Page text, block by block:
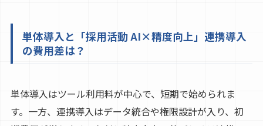
単体導入と「採用活動 AI×精度向上」連携導入
の費用差は？
単体導入はツール利用料が中心で、短期で始められま
す。一方、連携導入はデータ統合や権限設計が入り、初